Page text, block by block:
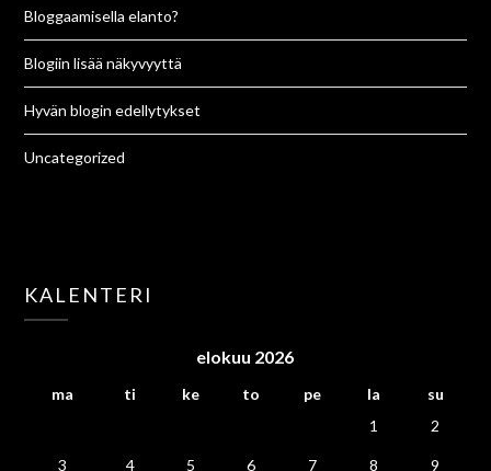
Bloggaamisella elanto?
Blogiin lisää näkyvyyttä
Hyvän blogin edellytykset
Uncategorized
KALENTERI
elokuu 2026
ma ti ke to pe la
su
1
2
3 4 5 6 7 8 9